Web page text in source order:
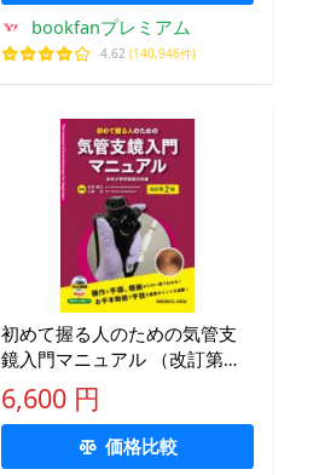
bookfanプレミアム
4.62 (140,946件)
初めて握る人のための気管支
鏡入門マニュアル （改訂第２
版）
6,600 円
価格比較